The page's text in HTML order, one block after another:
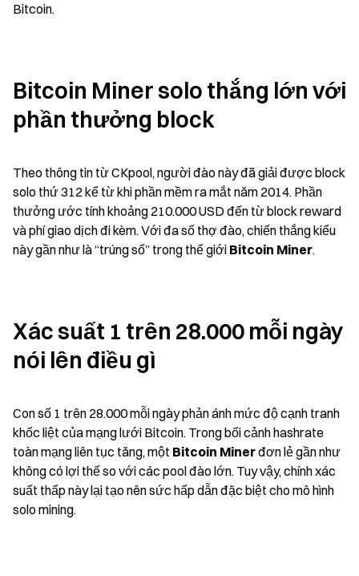
Bitcoin.
Bitcoin Miner solo thắng lớn với
phần thưởng block
Theo thông tin từ CKpool, người đào này đã giải được block
solo thứ 312 kể từ khi phần mềm ra mắt năm 2014. Phần
thưởng ước tính khoảng 210.000 USD đến từ block reward
và phí giao dịch đi kèm. Với đa số thợ đào, chiến thắng kiểu
này gần như là “trúng số” trong thế giới Bitcoin Miner.
Xác suất 1 trên 28.000 mỗi ngày
nói lên điều gì
Con số 1 trên 28.000 mỗi ngày phản ánh mức độ cạnh tranh
khốc liệt của mạng lưới Bitcoin. Trong bối cảnh hashrate
toàn mạng liên tục tăng, một Bitcoin Miner đơn lẻ gần như
không có lợi thế so với các pool đào lớn. Tuy vậy, chính xác
suất thấp này lại tạo nên sức hấp dẫn đặc biệt cho mô hình
solo mining.